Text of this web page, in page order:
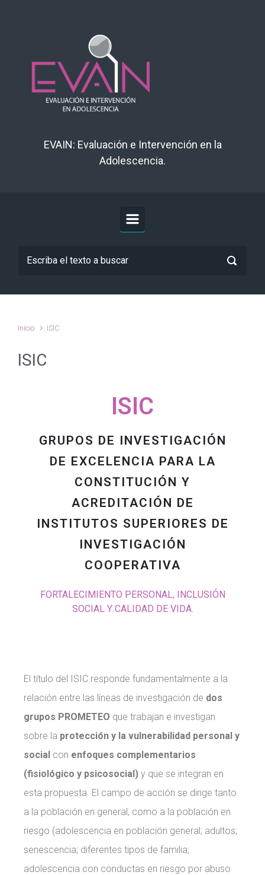
EVAIN: Evaluación e Intervención en la
Adolescencia.
Inicio ISIC
ISIC
ISIC
GRUPOS DE INVESTIGACIÓN
DE EXCELENCIA PARA LA
CONSTITUCIÓN Y
ACREDITACIÓN DE
INSTITUTOS SUPERIORES DE
INVESTIGACIÓN
COOPERATIVA
FORTALECIMIENTO PERSONAL, INCLUSIÓN
SOCIAL Y CALIDAD DE VIDA.
El título del ISIC responde fundamentalmente a la
relación entre las líneas de investigación de dos
grupos PROMETEO que trabajan e investigan
sobre la protección y la vulnerabilidad personal y
social con enfoques complementarios
(fisiológico y psicosocial) y que se integran en
esta propuesta. El campo de acción se dirige tanto
a la población en general, como a la población en
riesgo (adolescencia en población general; adultos;
senescencia; diferentes tipos de familia;
adolescencia con conductas en riesgo por abuso